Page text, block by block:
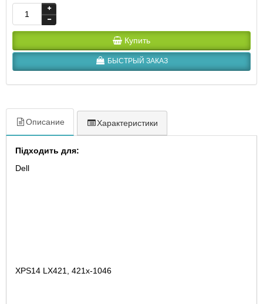
Купить
БЫСТРЫЙ ЗАКАЗ
Описание Характеристики
Підходить для:
Dell
XPS14 LX421, 421x-1046